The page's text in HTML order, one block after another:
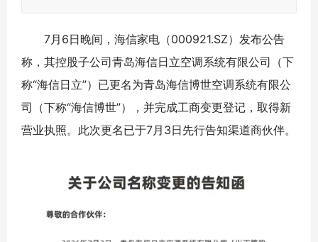
7月6日晚间，海信家电（000921.SZ）发布公告
称，其控股子公司青岛海信日立空调系统有限公司（下
称“海信日立”）已更名为青岛海信博世空调系统有限公
司（下称“海信博世”），并完成工商变更登记，取得新
营业执照。此次更名已于7月3日先行告知渠道商伙伴。